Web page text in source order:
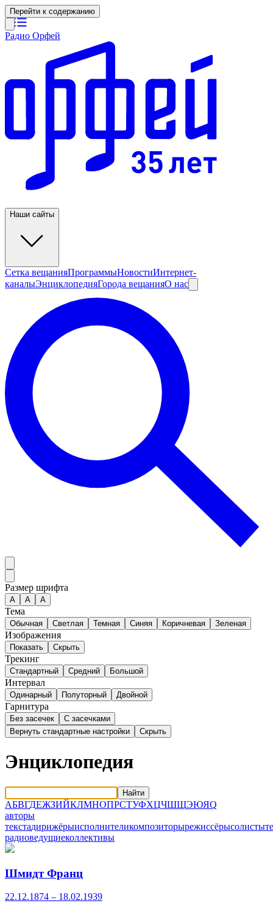
Перейти к содержанию
Радио Орфей
Наши сайты
Сетка вещанияПрограммыНовостиИнтернет-
каналыЭнциклопедияГорода вещанияО нас
Размер шрифта
А A A
Тема
Обычная Светлая Темная Синяя Коричневая Зеленая
Изображения
Показать Скрыть
Трекинг
Стандартный Средний Большой
Интервал
Одинарный Полуторный Двойной
Гарнитура
Без засечек
С засечками
Вернуть стандартные настройки
Скрыть
Энциклопедия
Найти
АБВГДЕЖЗИЙКЛМНОПРСТУФХЦЧШЩЭЮЯQ
авторы
текстадирижёрыисполнителикомпозиторырежиссёрысолисты
радиоведущиеколлективы
Шмидт Франц
22.12.1874 – 18.02.1939